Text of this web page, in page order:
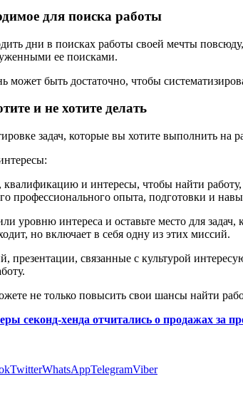
для поиска работы
дни в поисках работы своей мечты повсюду,
ее поисками.
может быть достаточно, чтобы
и не хотите делать
задач, которые вы хотите выполнить на
и интересы, чтобы найти работу,
профессионального опыта, подготовки и
уровню интереса и оставьте место для
но включает в себя одну из этих миссий.
презентации, связанные с культурой
не только повысить свои шансы найти
секонд-хенда отчитались о продажах за
TwitterWhatsAppTelegramViber